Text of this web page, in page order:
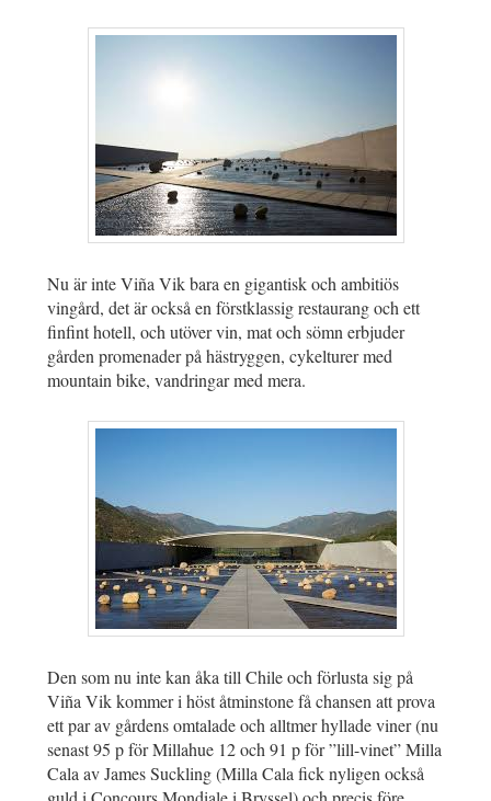
Nu är inte Viña Vik bara en gigantisk och ambitiös
vingård, det är också en förstklassig restaurang och ett
finfint hotell, och utöver vin, mat och sömn erbjuder
gården promenader på hästryggen, cykelturer med
mountain bike, vandringar med mera.
Den som nu inte kan åka till Chile och förlusta sig på
Viña Vik kommer i höst åtminstone få chansen att prova
ett par av gårdens omtalade och alltmer hyllade viner (nu
senast 95 p för Millahue 12 och 91 p för ”lill-vinet” Milla
Cala av James Suckling (Milla Cala fick nyligen också